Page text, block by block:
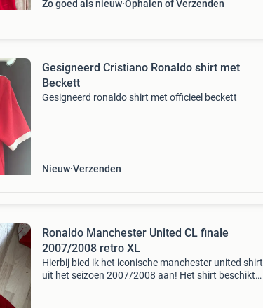
Zo goed als nieuw Ophalen of Verzenden
Gesigneerd Cristiano Ronaldo shirt met
Beckett
Gesigneerd ronaldo shirt met officieel beckett
Nieuw Verzenden
Ronaldo Manchester United CL finale
2007/2008 retro XL
Hierbij bied ik het iconische manchester united shirt
uit het seizoen 2007/2008 aan! Het shirt beschikt